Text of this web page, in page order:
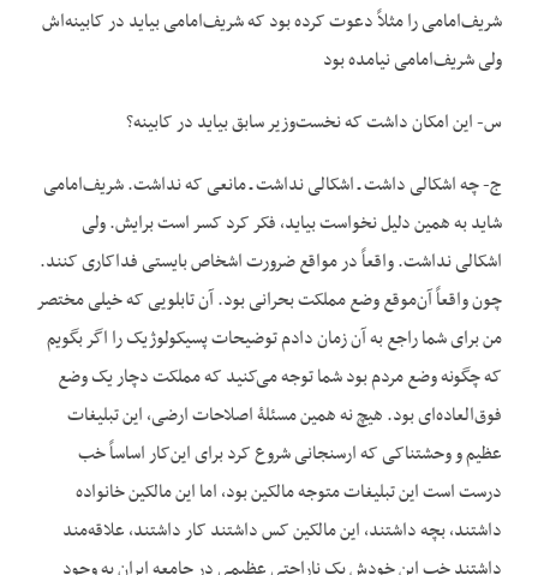
شریف‌امامی را مثلاً دعوت کرده بود که شریف‌امامی بیاید در کابینه‌اش
ولی شریف‌امامی نیامده بود
س- این امکان داشت که نخست‌وزیر سابق بیاید در کابینه؟
ج- چه اشکالی داشت ـ اشکالی نداشت ـ مانعی که نداشت. شریف‌امامی
شاید به همین دلیل نخواست بیاید، فکر کرد کسر است برایش. ولی
اشکالی نداشت. واقعاً در مواقع ضرورت اشخاص بایستی فداکاری کنند.
چون واقعاً آن‌موقع وضع مملکت بحرانی بود. آن تابلویی که خیلی مختصر
من برای شما راجع به آن زمان دادم توضیحات پسیکولوژیک را اگر بگویم
که چگونه وضع مردم بود شما توجه می‌کنید که مملکت دچار یک وضع
فوق‌العاده‌ای بود. هیچ نه همین مسئلۀ اصلاحات ارضی، این تبلیغات
عظیم و وحشتناکی که ارسنجانی شروع کرد برای این‌کار اساساً خب
درست است این تبلیغات متوجه مالکین بود، اما این مالکین خانواده
داشتند، بچه داشتند، این مالکین کس داشتند کار داشتند، علاقه‌مند